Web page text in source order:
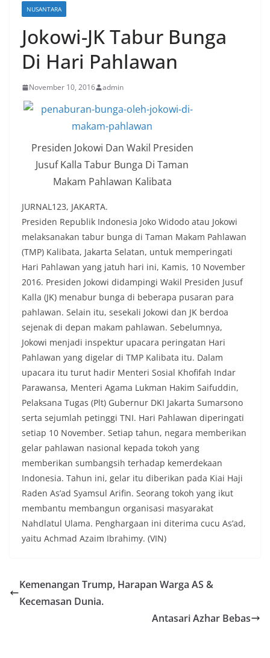
NUSANTARA
Jokowi-JK Tabur Bunga
Di Hari Pahlawan
November 10, 2016 admin
Presiden Jokowi Dan Wakil Presiden
Jusuf Kalla Tabur Bunga Di Taman
Makam Pahlawan Kalibata
JURNAL123, JAKARTA.
Presiden Republik Indonesia Joko Widodo atau Jokowi
melaksanakan tabur bunga di Taman Makam Pahlawan
(TMP) Kalibata, Jakarta Selatan, untuk memperingati
Hari Pahlawan yang jatuh hari ini, Kamis, 10 November
2016. Presiden Jokowi didampingi Wakil Presiden Jusuf
Kalla (JK) menabur bunga di beberapa pusaran para
pahlawan. Selain itu, sesekali Jokowi dan JK berdoa
sejenak di depan makam pahlawan. Sebelumnya,
Jokowi menjadi inspektur upacara peringatan Hari
Pahlawan yang digelar di TMP Kalibata itu. Dalam
upacara itu turut hadir Menteri Sosial Khofifah Indar
Parawansa, Menteri Agama Lukman Hakim Saifuddin,
Pelaksana Tugas (Plt) Gubernur DKI Jakarta Sumarsono
serta sejumlah petinggi TNI. Hari Pahlawan diperingati
setiap 10 November. Setiap tahun, negara memberikan
gelar pahlawan nasional kepada tokoh yang
memberikan sumbangsih terhadap kemerdekaan
Indonesia. Tahun ini, gelar itu diberikan pada Kiai Haji
Raden As’ad Syamsul Arifin. Seorang tokoh yang ikut
membantu membangun organisasi masyarakat
Nahdlatul Ulama. Penghargaan ini diterima cucu As’ad,
yaitu Achmad Azaim Ibrahimy. (VIN)
Kemenangan Trump, Harapan Warga AS &
Kecemasan Dunia.
Antasari Azhar Bebas